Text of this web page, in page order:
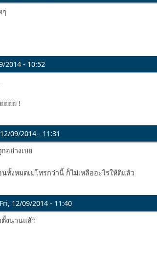
ๆ
2014 - 10:52
ยยย !
09/2014 - 11:31
อย่างเบย
ทั้งหมดเมโทรกว่านี้ ก็ไม่เหลืออะไรให้ติแล้ว
Fri, 12/09/2014 - 11:40
งนานแล้ว